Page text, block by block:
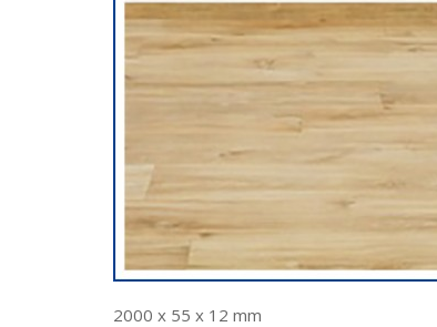
2000 x 55 x 12 mm